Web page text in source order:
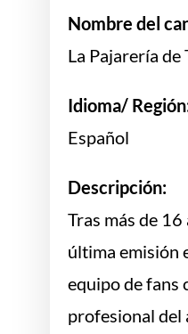
Nombre del
La Pajarería
Idioma/
Español
Descripción:
Tras más de 16
última emisión
equipo de fans
profesional del